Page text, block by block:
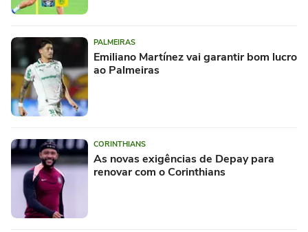
PALMEIRAS
Emiliano Martínez vai garantir bom lucro
ao Palmeiras
CORINTHIANS
As novas exigências de Depay para
renovar com o Corinthians